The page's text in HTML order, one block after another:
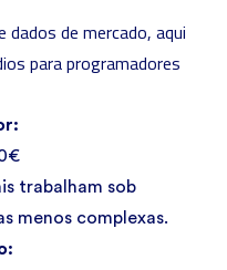
de mercado, aqui
para programadores
trabalham sob
menos complexas.